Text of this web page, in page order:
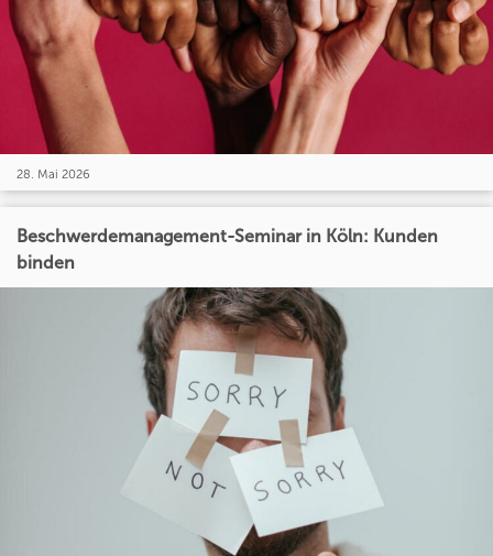
28. Mai 2026
Beschwerdemanagement-Seminar in Köln: Kunden
binden